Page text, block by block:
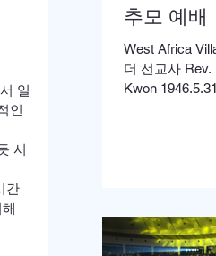
일
인
시
간
추모 예배
West Africa
더 선교사
Kwon 1946.5.31-
선교사 추모예
역 이전에 정동